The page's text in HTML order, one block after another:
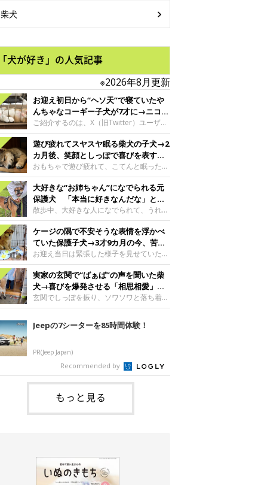
柴犬
「犬が好き」の人気記事
※2026年8月更新
お迎え初日から“ヘソ天”で寝ていたや
んちゃなコーギー子犬が7才に→ニコニ
コ“コーギースマイル”が魅力のコに成
長！
ご紹介するのは、X（旧Twitter）ユーザー
＠Kus1oKg2vsgdWS2さんの愛犬でウェル
シュ・コーギー・ペンブロークの神楽ちゃ
ん。今年の8月で7才になるという神楽ちゃ
んですが、いったいどんな子犬時代を過ご
したのでしょうか。今回は、神楽ちゃんの
成長を飼い主さんと振り返ります！神楽ち
ゃんの成長について聞いた！お迎えから数
日後の神楽ちゃん（撮影時生後2カ月）＠
Kus1oKg2vsgdWS2――お迎え当初の神楽
ちゃんの様子について教えてください。飼
い主さん： 「お迎え当日から“ヘソ天”で寝
るようなコでし
遊び疲れてスヤスヤ眠る柴犬の子犬→2
カ月後、笑顔としっぽで喜びを表すコ
に成長！
おもちゃで遊び疲れて、こてんと眠った子
犬。あれから2カ月、表情や行動にさまざ
まな変化が見られるようになりました。遊
び疲れて眠る生後2カ月のなっちゃん遊び
疲れた様子のなっちゃん。@Pkndg_紹介
するのは、X（旧Twitter）ユーザー
@Pkndg_さんの愛犬・なっちゃん（取材
時、生後4カ月／柴犬）。こちらの写真
は、なっちゃんが生後2カ月のころに撮影
された一枚です。この日、なっちゃんは家
族と一緒におもちゃで遊んでいました。た
くさん遊んで疲れたのか、その後は眠り始
めたそうです。眠るなっちゃん。
@Pkndg_
大好きな“お姉ちゃん”になでられる元
保護犬 「本当に好きなんだな」と感
じる表情にほっこり
散歩中、大好きな人になでられて、うれし
そうな表情を見せる元保護犬。甘えるよう
な姿に、見ているこちらまでほっこりしま
す。大好きな“お姉ちゃん”に甘える小次郎
くん妹さんになでてもらい、うれしそうな
表情を見せる小次郎くん（2026年6月撮
影）。@mika_Jimmy紹介するのは、X（旧
Twitter）ユーザー@mika_Jimmyさんの愛
犬・小次郎くん（撮影時5才）。こちら
は、飼い主さんの妹さんと一緒に散歩をし
日、飼い主さんは実家から自宅へ帰る途
ケージの隅で不安そうな表情を浮かべ
ていた保護子犬→3才9カ月の今、苦手
を克服し頼もしいコに成長！
お迎え当日は緊張した様子を見せていた元
野犬の保護子犬。あれから約3年半、苦手
だったことを一つひとつ克服し、家族に寄
り添う姿を見せています。お迎え当日、ケ
ージの隅で不安そうにお迎え当日のシルビ
アちゃん。@nemonemotos今回紹介する
のは、X（旧Twitter）ユーザー
@nemonemotosさんの愛犬・シルビアち
主さんが「#最初に撮った一枚」として投
稿した写真には、ケージの隅で不安そうな
表情を浮かべるシルビアちゃんの姿が写っ
ていました。こちらは、保護犬だったシル
実家の玄関で“ばぁば”の声を聞いた柴
犬→喜びを爆発させる「相思相愛」な
光景にほっこり
玄関でしっぽを振り、ソワソワと落ち着か
ない様子の柴犬。その先には、大好きな人
との再会が待っていました。玄関でソワソ
ワする福丸くんソワソワした様子を見せる
のは、X（旧Twitter）ユーザー
@totomo_fukumaruさんが投稿していた
動画。玄関でしっぽを振っているのは、愛
犬・福丸くん（撮影時11才／柴犬）です。
何やらソワソワしている様子が印象的です
が、それにはほっこりする理由がありまし
た。 玄関で聞こえた、うれしい声ばぁば
Jeepの7シーターを85時間体験！
PR(Jeep Japan)
Recommended by
もっと見る